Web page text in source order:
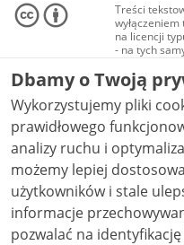
Treści
na licencji
- na tych
Materiały
audio i
Creative
NC-ND 4.0),
Dbamy o Twoją
Wykorzystujemy pliki
prawidłowego
analizy ruchu i optymalizacji
możemy lepiej
użytkowników i stale ulepszać
informacje
pozwalać na